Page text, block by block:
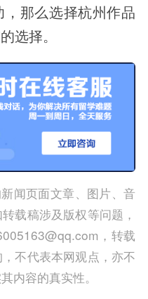
那么选择杭州作品
选择。
闻页面文章、图片、音
载稿涉及版权等问题，
，转载
不代表本网观点，亦不
内容的真实性。